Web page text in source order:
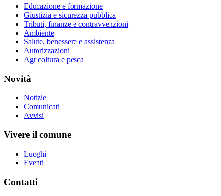
Educazione e formazione
Giustizia e sicurezza pubblica
Tributi, finanze e contravvenzioni
Ambiente
Salute, benessere e assistenza
Autorizzazioni
Agricoltura e pesca
Novità
Notizie
Comunicati
Avvisi
Vivere il comune
Luoghi
Eventi
Contatti